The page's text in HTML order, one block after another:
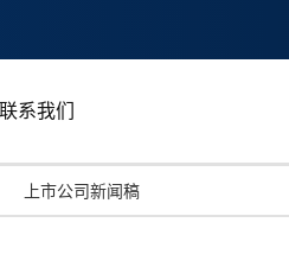
联系我们
上市公司新闻稿